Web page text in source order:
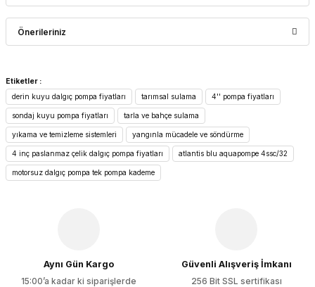
Bu ürüne ilk yorumu siz yapın!
Önerileriniz
konularda yetersiz gördüğünüz noktaları öneri formunu
kullanarak tarafımıza iletebilirsiniz.
Görüş ve önerileriniz için teşekkür ederiz.
Ürün resmi kalitesiz, bozuk veya görüntülenemiyor.
Ürün açıklamasında eksik bilgiler bulunuyor.
Etiketler :
derin kuyu dalgıç pompa fiyatları
tarımsal sulama 4'' pompa fiyatları
sondaj kuyu pompa fiyatları tarla ve bahçe sulama
yıkama ve temizleme sistemleri yangınla mücadele ve söndürme
4 inç paslanmaz çelik dalgıç pompa fiyatları atlantis blu aquapompe 4ssc/32
motorsuz dalgıç pompa tek pompa kademe
Aynı Gün Kargo
15:00’a kadar ki siparişlerde
Güvenli Alışveriş İmkanı
256 Bit SSL sertifikası